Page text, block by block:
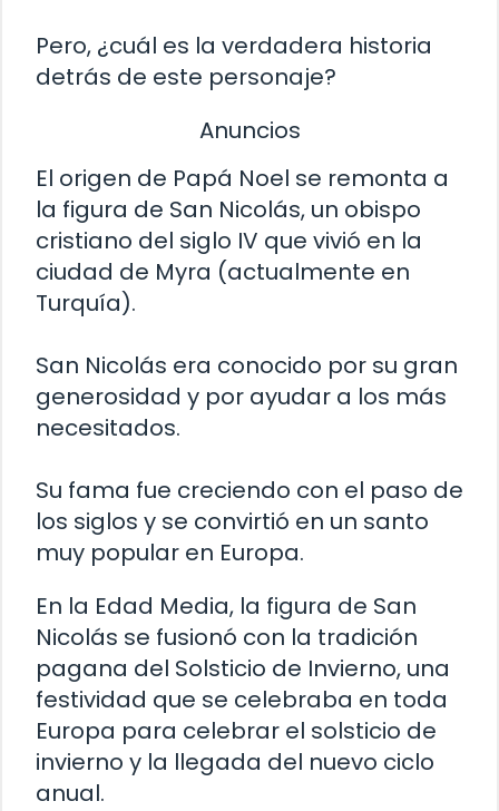
Pero, ¿cuál es la verdadera historia
detrás de este personaje?
Anuncios
El origen de Papá Noel se remonta a
la figura de San Nicolás, un obispo
cristiano del siglo IV que vivió en la
ciudad de Myra (actualmente en
Turquía).
San Nicolás era conocido por su gran
generosidad y por ayudar a los más
necesitados.
Su fama fue creciendo con el paso de
los siglos y se convirtió en un santo
muy popular en Europa.
En la Edad Media, la figura de San
Nicolás se fusionó con la tradición
pagana del Solsticio de Invierno, una
festividad que se celebraba en toda
Europa para celebrar el solsticio de
invierno y la llegada del nuevo ciclo
anual.